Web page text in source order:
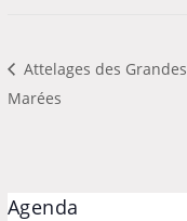
Attelages des Grandes
Marées
Agenda